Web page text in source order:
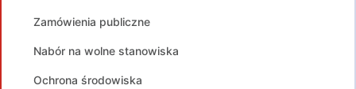
Zamówienia publiczne
Nabór na wolne stanowiska
Ochrona środowiska